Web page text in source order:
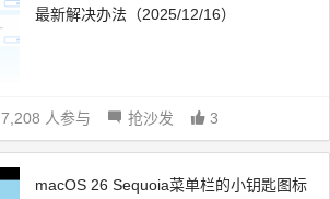
最新解决办法（2025/12/16）
7,208 人参与 抢沙发 3
macOS 26 Sequoia菜单栏的小钥匙图标